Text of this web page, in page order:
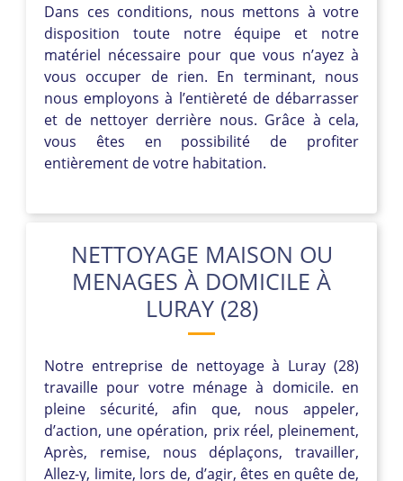
Dans ces conditions, nous mettons à votre
disposition toute notre équipe et notre
matériel nécessaire pour que vous n’ayez à
vous occuper de rien. En terminant, nous
nous employons à l’entièreté de débarrasser
et de nettoyer derrière nous. Grâce à cela,
vous êtes en possibilité de profiter
entièrement de votre habitation.
NETTOYAGE MAISON OU
MENAGES À DOMICILE À
LURAY (28)
Notre entreprise de nettoyage à Luray (28)
travaille pour votre ménage à domicile. en
pleine sécurité, afin que, nous appeler,
d’action, une opération, prix réel, pleinement,
Après, remise, nous déplaçons, travailler,
Allez-y, limite, lors de, d’agir, êtes en quête de,